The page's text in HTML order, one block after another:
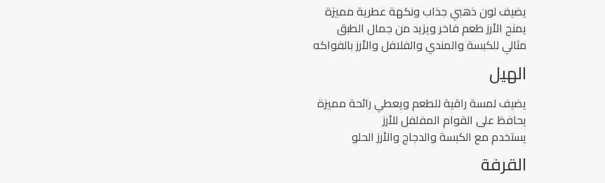
يضيف لون ذهبي جذاب ونكهة عطرية مميزة
يمنح الأرز طعم فاخر ويزيد من جمال الطبق
مثالي للكبسة والمندي والفلافل والأرز بالفواكه
الهيل
يضيف لمسة راقية للطعم ويعطي رائحة مميزة
يحافظ على القوام المفلفل للأرز
يستخدم مع الكبسة والدجاج والأرز الحلو
القرفة